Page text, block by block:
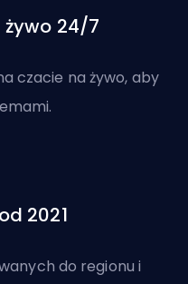
24/7
czacie na żywo, aby
2021
do regionu i